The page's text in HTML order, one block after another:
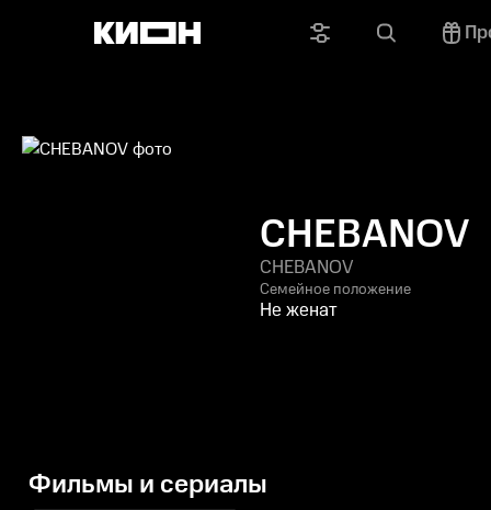
CHEBANOV
CHEBANOV
Семейное положение
Не женат
Фильмы и сериалы